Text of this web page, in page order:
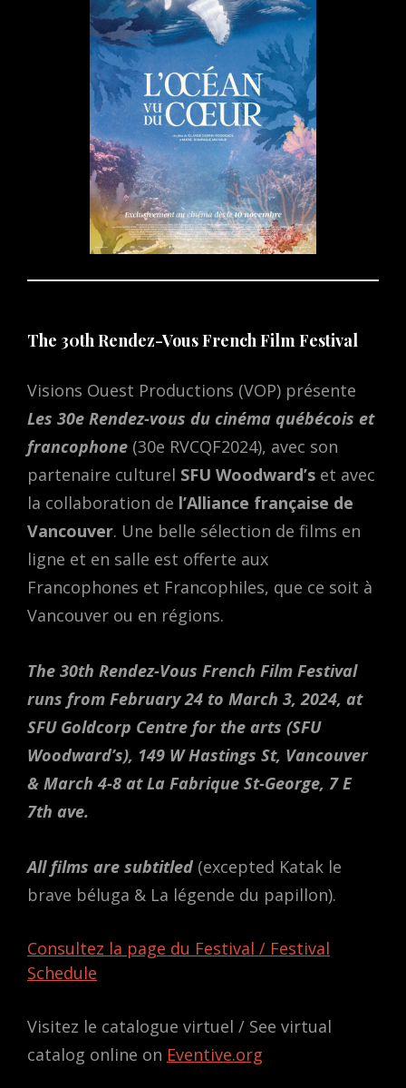
The 30th Rendez-Vous French Film Festival
Visions Ouest Productions (VOP) présente
Les 30e Rendez-vous du cinéma québécois et
francophone (30e RVCQF2024), avec son
partenaire culturel SFU Woodward’s et avec
la collaboration de l’Alliance française de
Vancouver. Une belle sélection de films en
ligne et en salle est offerte aux
Francophones et Francophiles, que ce soit à
Vancouver ou en régions.
The 30th Rendez-Vous French Film Festival
runs from February 24 to March 3, 2024, at
SFU Goldcorp Centre for the arts (SFU
Woodward’s), 149 W Hastings St, Vancouver
& March 4-8 at La Fabrique St-George, 7 E
7th ave.
All films are subtitled (excepted Katak le
brave béluga & La légende du papillon).
Consultez la page du Festival / Festival
Schedule
Visitez le catalogue virtuel / See virtual
catalog online on Eventive.org